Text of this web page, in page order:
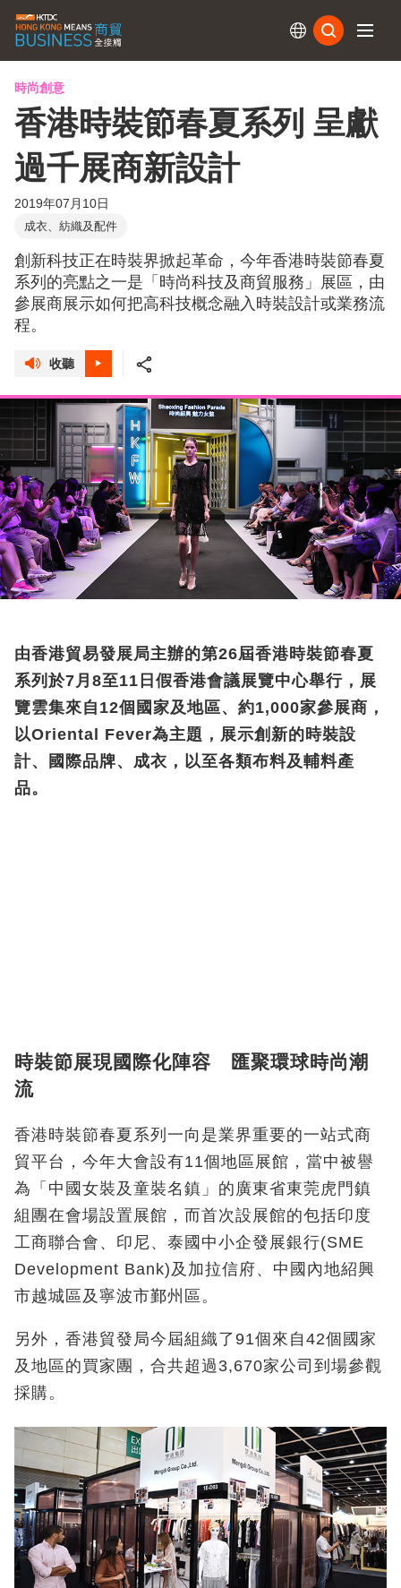
時尚創意
香港時裝節春夏系列 呈獻
過千展商新設計
2019年07月10日
成衣、紡織及配件
創新科技正在時裝界掀起革命，今年香港時裝節春夏
系列的亮點之一是「時尚科技及商貿服務」展區，由
參展商展示如何把高科技概念融入時裝設計或業務流
程。
收聽
由香港貿易發展局主辦的第26屆香港時裝節春夏
系列於7月8至11日假香港會議展覽中心舉行，展
覽雲集來自12個國家及地區、約1,000家參展商，
以Oriental Fever為主題，展示創新的時裝設
計、國際品牌、成衣，以至各類布料及輔料產
品。
時裝節展現國際化陣容 匯聚環球時尚潮
流
香港時裝節春夏系列一向是業界重要的一站式商
貿平台，今年大會設有11個地區展館，當中被譽
為「中國女裝及童裝名鎮」的廣東省東莞虎門鎮
組團在會場設置展館，而首次設展館的包括印度
工商聯合會、印尼、泰國中小企發展銀行(SME
Development Bank)及加拉信府、中國內地紹興
市越城區及寧波市鄞州區。
另外，香港貿發局今屆組織了91個來自42個國家
及地區的買家團，合共超過3,670家公司到場參觀
採購。